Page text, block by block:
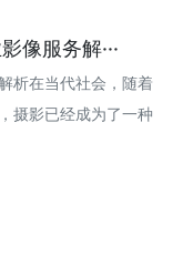
像服务解···
析在当代社会，随着
摄影已经成为了一种